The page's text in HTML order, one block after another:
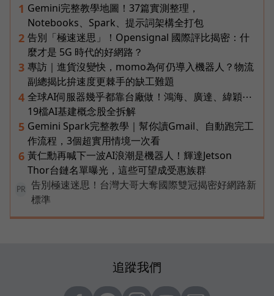
1 Gemini完整教學地圖！37篇實測整理，
Notebooks、Spark、提示詞架構全打包
2 告別「極速迷思」！Opensignal 國際評比揭密：什
麼才是 5G 時代的好網路？
3 專訪｜進貨沒變快，momo為何仍導入機器人？物流
副總揭比拚速度更棘手的缺工難題
4 全球AI伺服器幾乎都靠台廠做！鴻海、廣達、緯穎⋯
19檔AI基建概念股全拆解
5 Gemini Spark完整教學｜幫你讀Gmail、自動跑完工
作流程，3個超實用情境一次看
6 黃仁勳再喊下一波AI浪潮是機器人！輝達Jetson
Thor台鏈名單曝光，這些可望成受惠族群
PR
告別極速迷思！台灣大哥大奪國際雙冠揭密好網路新
標準
追蹤我們